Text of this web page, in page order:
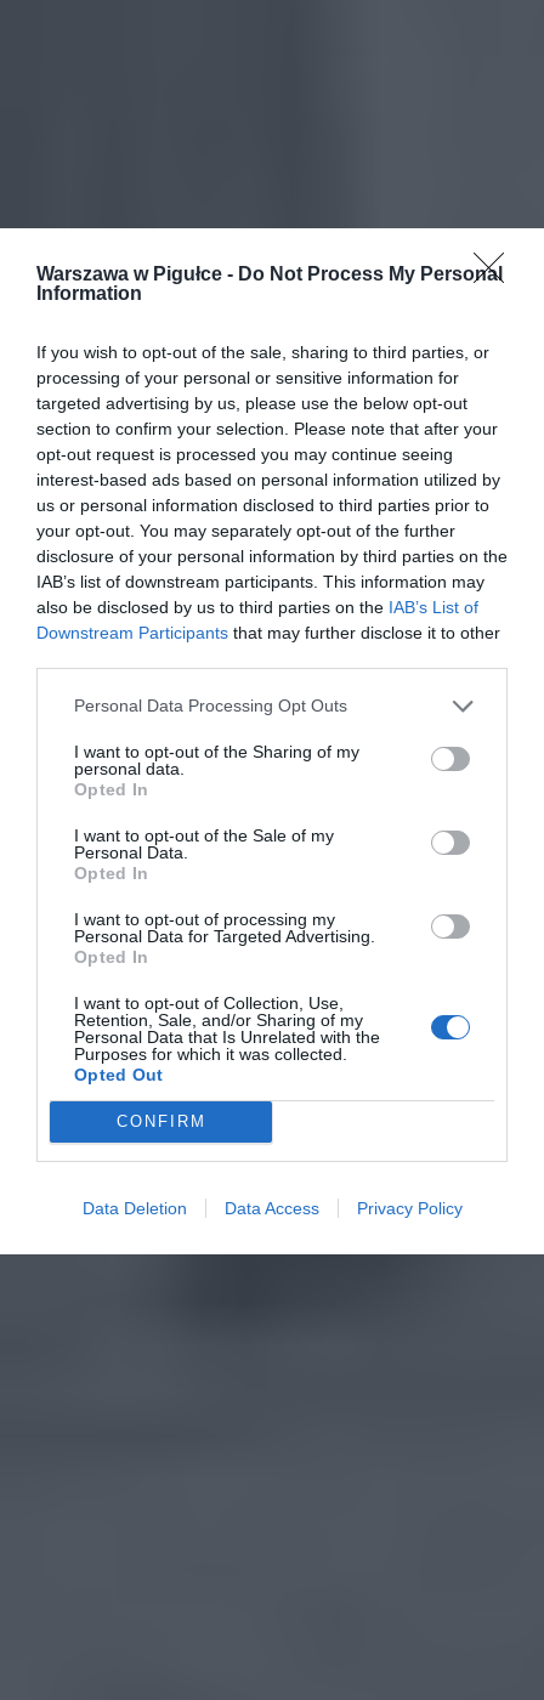
Warszawa w Pigułce - Do Not Process My Personal
Information
If you wish to opt-out of the sale, sharing to third parties, or
processing of your personal or sensitive information for
targeted advertising by us, please use the below opt-out
section to confirm your selection. Please note that after your
opt-out request is processed you may continue seeing
interest-based ads based on personal information utilized by
us or personal information disclosed to third parties prior to
your opt-out. You may separately opt-out of the further
disclosure of your personal information by third parties on the
IAB’s list of downstream participants. This information may
also be disclosed by us to third parties on the IAB’s List of
Downstream Participants that may further disclose it to other
Personal Data Processing Opt Outs
I want to opt-out of the Sharing of my
personal data.
Opted In
I want to opt-out of the Sale of my
Personal Data.
Opted In
I want to opt-out of processing my
Personal Data for Targeted Advertising.
Opted In
I want to opt-out of Collection, Use,
Retention, Sale, and/or Sharing of my
Personal Data that Is Unrelated with the
Purposes for which it was collected.
Opted Out
CONFIRM
Data Deletion Data Access Privacy Policy